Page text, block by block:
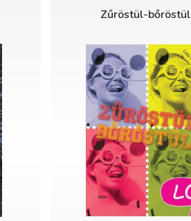
Zűröstül-bőröstül